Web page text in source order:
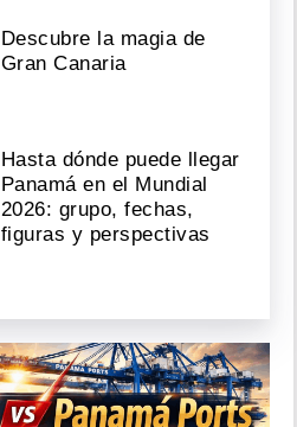
Descubre la magia de
Gran Canaria
Hasta dónde puede llegar
Panamá en el Mundial
2026: grupo, fechas,
figuras y perspectivas